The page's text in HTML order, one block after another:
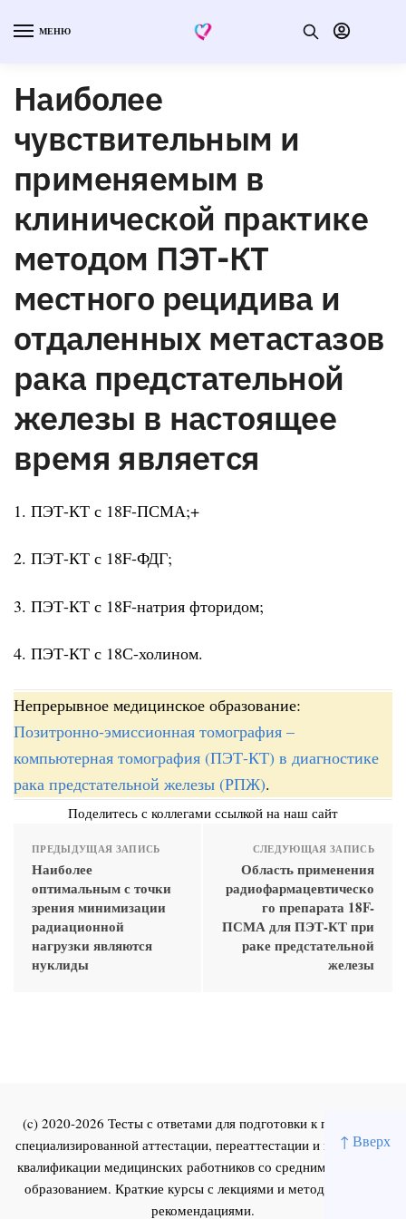
↑ Вверх
МЕНЮ
Наиболее
чувствительным и
применяемым в
клинической практике
методом ПЭТ-КТ
местного рецидива и
отдаленных метастазов
рака предстательной
железы в настоящее
время является
1. ПЭТ-КТ с 18F-ПСМА;+
2. ПЭТ-КТ с 18F-ФДГ;
3. ПЭТ-КТ с 18F-натрия фторидом;
4. ПЭТ-КТ с 18С-холином.
Непрерывное медицинское образование:
Позитронно-эмиссионная томография –
компьютерная томография (ПЭТ-КТ) в диагностике
рака предстательной железы (РПЖ).
Поделитесь с коллегами ссылкой на наш сайт
ПРЕДЫДУЩАЯ ЗАПИСЬ
Наиболее
оптимальным с точки
зрения минимизации
радиационной
нагрузки являются
нуклиды
СЛЕДУЮЩАЯ ЗАПИСЬ
Область применения
радиофармацевтическо
го препарата 18F-
ПСМА для ПЭТ-КТ при
раке предстательной
железы
(c) 2020-2026 Тесты с ответами для подготовки к первичной
специализированной аттестации, переаттестации и повышения
квалификации медицинских работников со средним и высшим
образованием. Краткие курсы с лекциями и методическими
рекомендациями.